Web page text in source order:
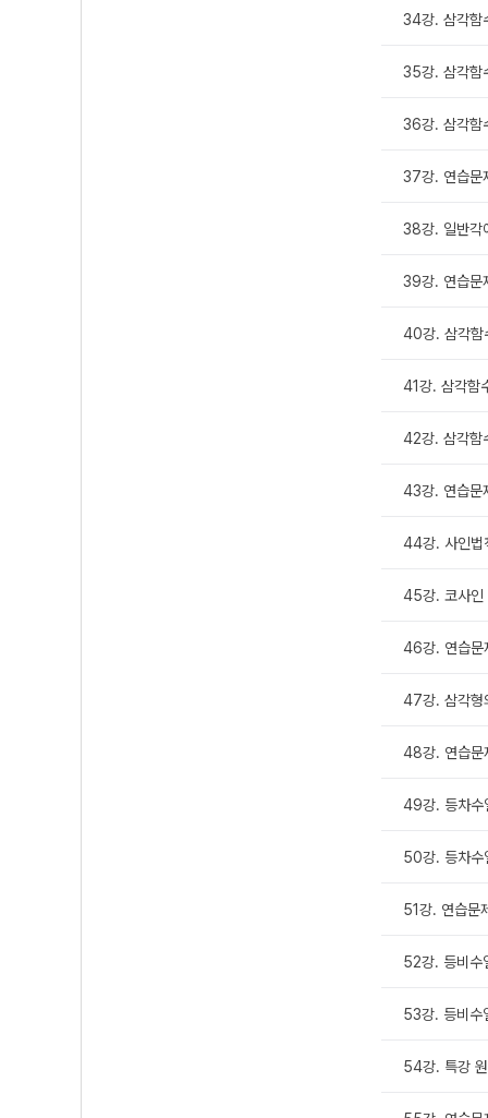
34강. 삼각함
35강. 삼각함
36강. 삼각함
37강. 연습문
38강. 일반각
39강. 연습문
40강. 삼각함
41강. 삼각함
42강. 삼각함
43강. 연습문
44강. 사인법
45강. 코사인
46강. 연습문
47강. 삼각형
48강. 연습문
49강. 등차수
50강. 등차수
51강. 연습문
52강. 등비수
53강. 등비수
54강. 특강